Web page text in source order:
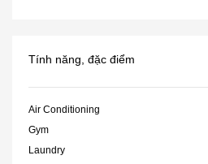
Tính năng, đặc điểm
Air Conditioning
Gym
Laundry